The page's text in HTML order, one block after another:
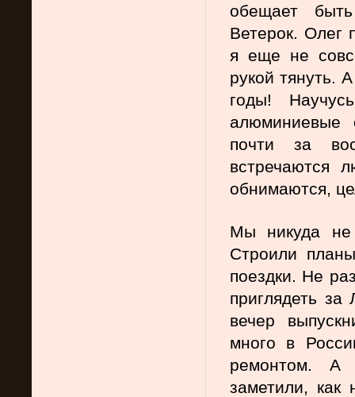
обещает
Ветерок. Олег
я еще не
рукой тянуть.
годы!
алюминиевые
почти за
встречаются
обнимаются,
Мы никуда не
Строили
поездки. Не
приглядеть
вечер
много в
ремонтом. А
заметили, как